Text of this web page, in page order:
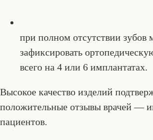
при полном отсутствии зубов
зафиксировать
всего на 4 или 6 имплантатах.
Высокое качество изделий
положительные отзывы врачей —
пациентов.